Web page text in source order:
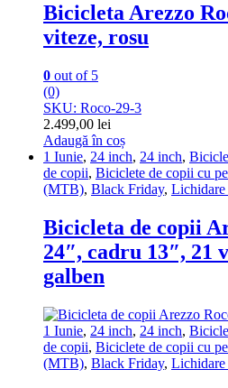
Bicicleta Arezzo
viteze, rosu
0 out of 5
(0)
SKU: Roco-29-3
2.499,00 lei
Adaugă în coș
1 Iunie, 24 inch, 24 inch,
de copii, Biciclete de copii cu
(MTB), Black Friday, Lichidare
Bicicleta de copii
24″, cadru 13″, 21
galben
1 Iunie, 24 inch, 24 inch,
de copii, Biciclete de copii cu
(MTB), Black Friday, Lichidare